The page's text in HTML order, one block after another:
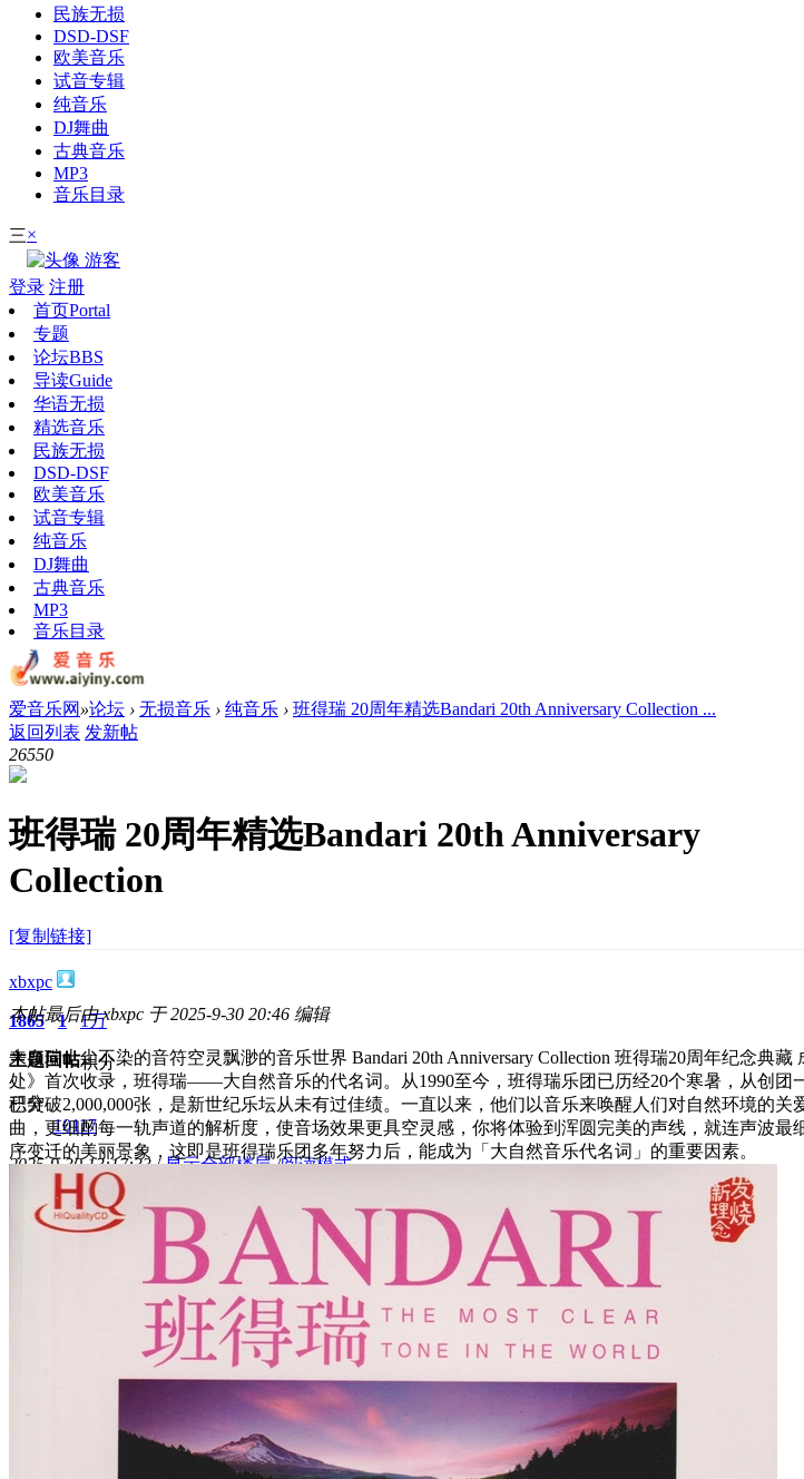
民族无损
DSD-DSF
欧美音乐
试音专辑
纯音乐
DJ舞曲
古典音乐
MP3
音乐目录
三×
游客
登录 注册
首页Portal
专题
论坛BBS
导读Guide
华语无损
精选音乐
民族无损
DSD-DSF
欧美音乐
试音专辑
纯音乐
DJ舞曲
古典音乐
MP3
音乐目录
爱音乐网 »论坛 › 无损音乐 › 纯音乐 › 班得瑞 20周年精选Bandari 20th Anniversary Collection ...
返回列表 发新帖
26550
班得瑞 20周年精选Bandari 20th Anniversary
Collection
[复制链接]
xbxpc
1865
主题
1
回帖
1万
积分
积分
10117
2025-9-30 13:17:33 / 显示全部楼层 /阅读模式
本帖最后由 xbxpc 于 2025-9-30 20:46 编辑
来自瑞士尘不染的音符空灵飘渺的音乐世界 Bandari 20th Anniversary Collection 班得瑞20周年纪
处》首次收录，班得瑞——大自然音乐的代名词。从1990至今，班得瑞乐团已历经20个寒暑，从创
已突破2,000,000张，是新世纪乐坛从未有过佳绩。一直以来，他们以音乐来唤醒人们对自然环境
曲，更细酌每一轨声道的解析度，使音场效果更具空灵感，你将体验到浑圆完美的声线，就连声波
序变迁的美丽景象，这即是班得瑞乐团多年努力后，能成为「大自然音乐代名词」的重要因素。